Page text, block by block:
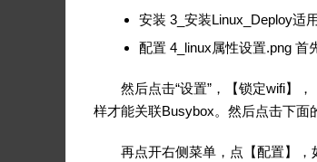
安装 3_安装Linux_Deploy适
配置 4_linux属性设置.png 首
然后点击“设置”，【锁定wifi】
样才能关联Busybox。然后点击下面
再点开右侧菜单，点【配置】